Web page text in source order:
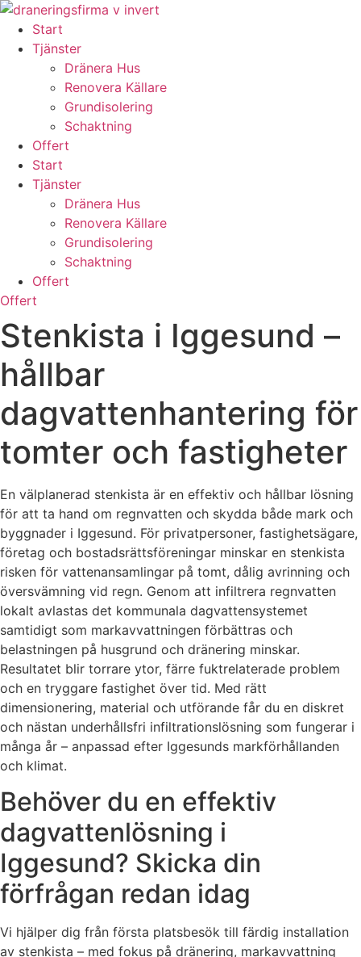
Skip
content
Start
Tjänster
Dränera Hus
Renovera Källare
Grundisolering
Schaktning
Offert
Start
Tjänster
Dränera Hus
Renovera Källare
Grundisolering
Schaktning
Offert
Offert
Stenkista i Iggesund –
hållbar
dagvattenhantering för
tomter och fastigheter
En välplanerad stenkista är en effektiv och hållbar lösning
för att ta hand om regnvatten och skydda både mark och
byggnader i Iggesund. För privatpersoner, fastighetsägare,
företag och bostadsrättsföreningar minskar en stenkista
risken för vattenansamlingar på tomt, dålig avrinning och
översvämning vid regn. Genom att infiltrera regnvatten
lokalt avlastas det kommunala dagvattensystemet
samtidigt som markavvattningen förbättras och
belastningen på husgrund och dränering minskar.
Resultatet blir torrare ytor, färre fuktrelaterade problem
och en tryggare fastighet över tid. Med rätt
dimensionering, material och utförande får du en diskret
och nästan underhållsfri infiltrationslösning som fungerar i
många år – anpassad efter Iggesunds markförhållanden
och klimat.
Behöver du en effektiv
dagvattenlösning i
Iggesund? Skicka din
förfrågan redan idag
Vi hjälper dig från första platsbesök till färdig installation
av stenkista – med fokus på dränering, markavvattning